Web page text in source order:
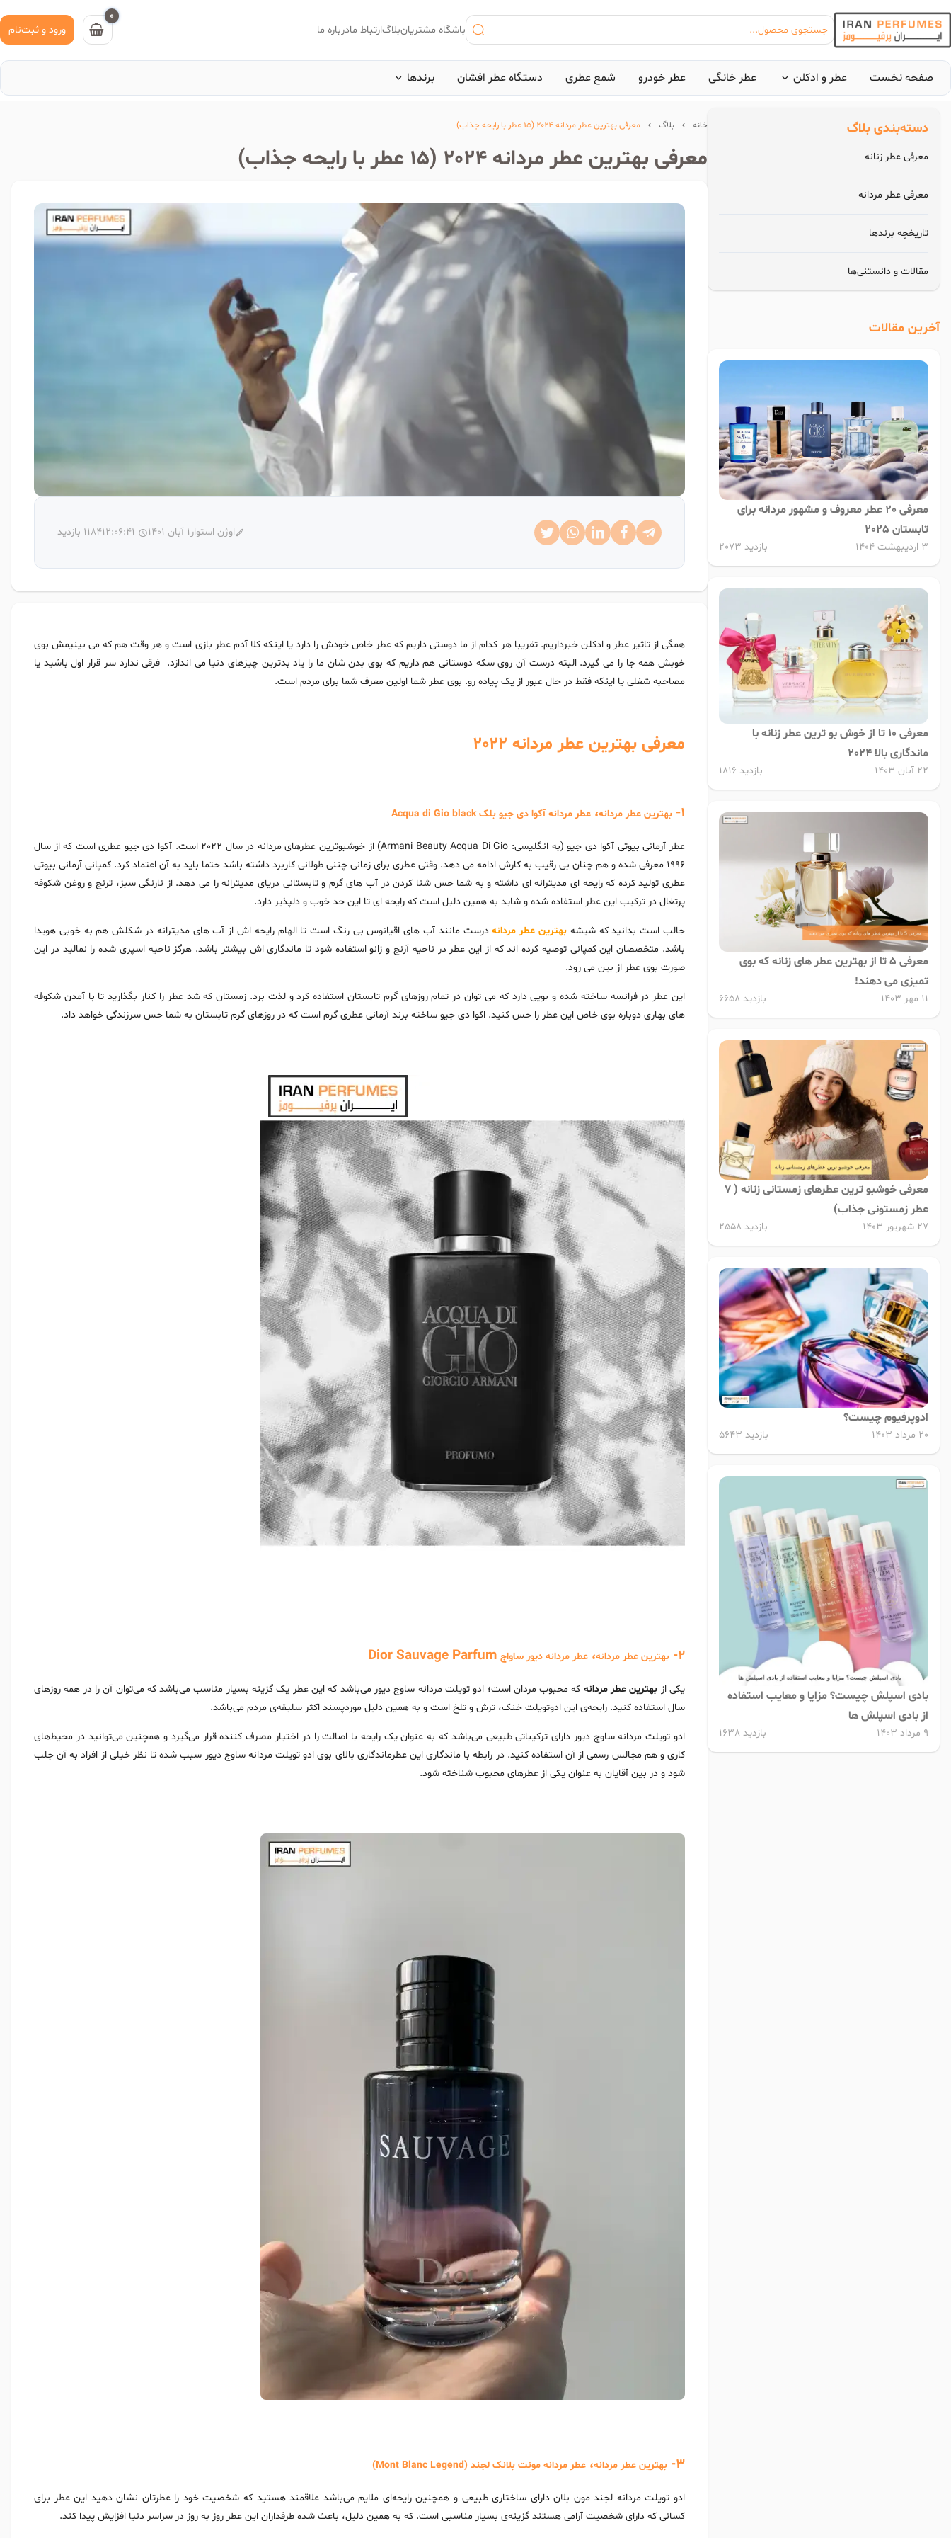
جستجوی محصول... باشگاه مشتریانبلاگارتباط مادرباره ما
0
ورود و ثبت‌نام
صفحه نخست عطر و ادکلن عطر خانگی عطر خودرو شمع عطری دستگاه عطر افشان برند‌ها
بیشترین جستجوی‌های اخیر:
#عطر زنانه بیک
دسته‌بندی بلاگ
معرفی عطر زنانه
معرفی عطر مردانه
تاریخچه برندها
مقالات و دانستنی‌ها
آخرین مقالات
معرفی 20 عطر معروف و مشهور مردانه برای
تابستان 2025
3 اردیبهشت 1404 بازدید 2073
معرفی 10 تا از خوش بو ترین عطر زنانه با
ماندگاری بالا 2024
22 آبان 1403 بازدید 1816
معرفی 5 تا از بهترین عطر های زنانه که بوی
تمیزی می دهند!
11 مهر 1403 بازدید 6658
معرفی خوشبو ترین عطرهای زمستانی زنانه ( 7
عطر زمستونی جذاب)
27 شهریور 1403 بازدید 2558
ادوپرفیوم چیست؟
20 مرداد 1403 بازدید 5643
بادی اسپلش چیست؟ مزایا و معایب استفاده
از بادی اسپلش ها
9 مرداد 1403 بازدید 1638
خانه بلاگ معرفی بهترین عطر مردانه 2024 (15 عطر با رایحه جذاب)
معرفی بهترین عطر مردانه 2024 (15 عطر با رایحه جذاب)
اوژن استوار 1 آبان 1401 12:06:411184 بازدید
همگی از تاثیر عطر و ادکلن خبرداریم. تقریبا هر کدام از ما دوستی داریم که عطر خاص خودش را دارد یا اینکه کلا آدم عطر بازی است و هر وقت هم که می بینیمش بوی
خوبش همه جا را می گیرد. البته درست آن روی سکه دوستانی هم داریم که بوی بدن شان ما را یاد بدترین چیزهای دنیا می اندازد. فرقی ندارد سر قرار اول باشید یا
مصاحبه شغلی یا اینکه فقط در حال عبور از یک پیاده رو. بوی عطر شما اولین معرف شما برای مردم است.
معرفی بهترین عطر مردانه 2022
1- بهترین عطر مردانه، عطر مردانه آکوا دی جیو بلک Acqua di Gio black
عطر آرمانی بیوتی آکوا دی جیو (به انگلیسی: Armani Beauty Acqua Di Gio) از خوشبوترین عطرهای مردانه در سال 2022 است. آکوا دی جیو عطری است که از سال
1996 معرفی شده و هم چنان بی رقیب به کارش ادامه می دهد. وقتی عطری برای زمانی چننی طولانی کاربرد داشته باشد حتما باید به آن اعتماد کرد. کمپانی آرمانی بیوتی
عطری تولید کرده که رایحه ای مدیترانه ای داشته و به شما حس شنا کردن در آب های گرم و تابستانی دریای مدیترانه را می دهد. از نارنگی سبز، ترنج و روغن شکوفه
پرتغال در ترکیب این عطر استفاده شده و شاید به همین دلیل است که رایحه ای تا این حد خوب و دلپذیر دارد.
جالب است بدانید که شیشه بهترین عطر مردانهدرست مانند آب های اقیانوس بی رنگ است تا الهام رایحه اش از آب های مدیترانه در شکلش هم به خوبی هویدا
باشد. متخصصان این کمپانی توصیه کرده اند که از این عطر در ناحیه آرنج و زانو استفاده شود تا ماندگاری اش بیشتر باشد. هرگز ناحیه اسپری شده را نمالید در این
صورت بوی عطر از بین می رود.
این عطر در فرانسه ساخته شده و بویی دارد که می توان در تمام روزهای گرم تابستان استفاده کرد و لذت برد. زمستان که شد عطر را کنار بگذارید تا با آمدن شکوفه
های بهاری دوباره بوی خاص این عطر را حس کنید. اکوا دی جیو ساخته برند آرمانی عطری گرم است که در روزهای گرم تابستان به شما حس سرزندگی خواهد داد.
2- بهترین عطر مردانه، عطر مردانه دیور ساواج
یکی از بهترین عطر مردانه که محبوب مردان است؛ ادو تویلت مردانه ساوج دیور می‌باشد که این عطر یک گزینه بسیار مناسب می‌باشد که می‌توان آن را در همه روزهای
سال استفاده کنید. رایحه‌ی این ادوتویلت خنک، ترش و تلخ است و به همین دلیل موردپسند اکثر سلیقه‌ی مردم می‌باشد.
ادو تویلت مردانه ساوج دیور دارای ترکیباتی طبیعی می‌باشد که به عنوان یک رایحه با اصالت را در اختیار مصرف کننده قرار می‌گیرد و همچنین می‌توانید در محیط‌های
کاری و هم مجالس رسمی از آن استفاده کنید. در رابطه با ماندگاری این عطرماندگاری بالای بوی ادو تویلت مردانه ساوج دیور سبب شده تا نظر خیلی‌ از افراد به آن جلب
شود و در بین آقایان به عنوان یکی از عطرهای محبوب شناخته شود.
3- بهترین عطر مردانه، عطر مردانه مونت بلانک لجند (Mont Blanc Legend)
ادو تویلت مردانه لجند مون بلان دارای ساختاری طبیعی و همچنین رایحه‌ای ملایم می‌باشد علاقمند هستید که شخصیت خود را عطرتان نشان دهید این عطر برای
کسانی که دارای شخصیت آرامی هستند گزینه‌ی بسیار مناسبی است. که به همین دلیل، باعث شده طرفداران این عطر روز به روز در سراسر دنیا افزایش پیدا کند.